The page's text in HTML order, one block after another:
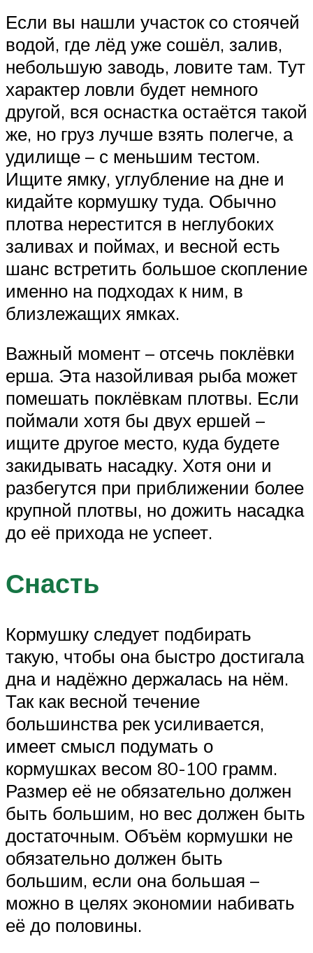
Если вы нашли участок со стоячей
водой, где лёд уже сошёл, залив,
небольшую заводь, ловите там. Тут
характер ловли будет немного
другой, вся оснастка остаётся такой
же, но груз лучше взять полегче, а
удилище – с меньшим тестом.
Ищите ямку, углубление на дне и
кидайте кормушку туда. Обычно
плотва нерестится в неглубоких
заливах и поймах, и весной есть
шанс встретить большое скопление
именно на подходах к ним, в
близлежащих ямках.
Важный момент – отсечь поклёвки
ерша. Эта назойливая рыба может
помешать поклёвкам плотвы. Если
поймали хотя бы двух ершей –
ищите другое место, куда будете
закидывать насадку. Хотя они и
разбегутся при приближении более
крупной плотвы, но дожить насадка
до её прихода не успеет.
Снасть
Кормушку следует подбирать
такую, чтобы она быстро достигала
дна и надёжно держалась на нём.
Так как весной течение
большинства рек усиливается,
имеет смысл подумать о
кормушках весом 80-100 грамм.
Размер её не обязательно должен
быть большим, но вес должен быть
достаточным. Объём кормушки не
обязательно должен быть
большим, если она большая –
можно в целях экономии набивать
её до половины.